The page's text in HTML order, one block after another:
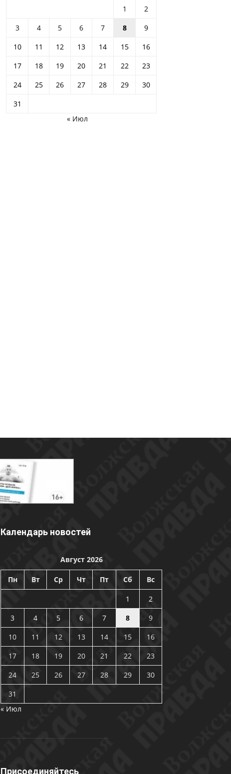
1
2
3
4 5 6 7 8
9
10
11 12 13 14 15
16
17
18 19 20 21 22
23
24
25 26 27 28 29
30
31
« Июл
Календарь новостей
Август 2026
Пн Вт Ср Чт Пт Сб Вс
1
2
3
4 5 6 7 8
9
10
11 12 13 14 15
16
17
18 19 20 21 22
23
24
25 26 27 28 29
30
31
« Июл
Присоединяйтесь